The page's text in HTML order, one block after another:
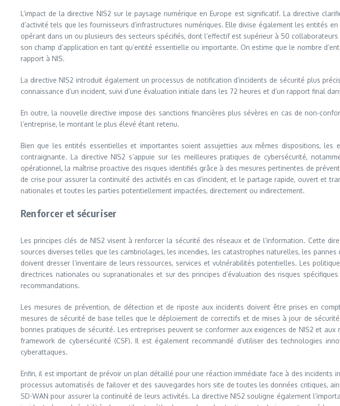
L’impact de la directive NIS2 sur le paysage numérique en Europe est significatif. La directive
d’activité tels que les fournisseurs d’infrastructures numériques. Elle divise également les entités
opérant dans un ou plusieurs des secteurs spécifiés, dont l’effectif est supérieur à 50
son champ d’application en tant qu’entité essentielle ou importante. On estime que le nombre
rapport à NIS.
La directive NIS2 introduit également un processus de notification d’incidents de sécurité plus
connaissance d’un incident, suivi d’une évaluation initiale dans les 72 heures et d’un rapport final
En outre, la nouvelle directive impose des sanctions financières plus sévères en cas de non-
l’entreprise, le montant le plus élevé étant retenu.
Bien que les entités essentielles et importantes soient assujetties aux mêmes dispositions, les
contraignante. La directive NIS2 s’appuie sur les meilleures pratiques de cybersécurité,
opérationnel, la maîtrise proactive des risques identifiés grâce à des mesures pertinentes de
de crise pour assurer la continuité des activités en cas d’incident, et le partage rapide, ouvert et
nationales et toutes les parties potentiellement impactées, directement ou indirectement.
Renforcer et sécuriser
Les principes clés de NIS2 visent à renforcer la sécurité des réseaux et de l’information. Cette
sources diverses telles que les cambriolages, les incendies, les catastrophes naturelles, les
doivent dresser l’inventaire de leurs ressources, services et vulnérabilités potentielles. Les
directrices nationales ou supranationales et sur des principes d’évaluation des risques
recommandations.
Les mesures de prévention, de détection et de riposte aux incidents doivent être prises en
mesures de sécurité de base telles que le déploiement de correctifs et de mises à jour de
bonnes pratiques de sécurité. Les entreprises peuvent se conformer aux exigences de NIS2 et
framework de cybersécurité (CSF). Il est également recommandé d’utiliser des technologies
cyberattaques.
Enfin, il est important de prévoir un plan détaillé pour une réaction immédiate face à des incidents
processus automatisés de failover et des sauvegardes hors site de toutes les données critiques,
SD-WAN pour assurer la continuité de leurs activités. La directive NIS2 souligne également